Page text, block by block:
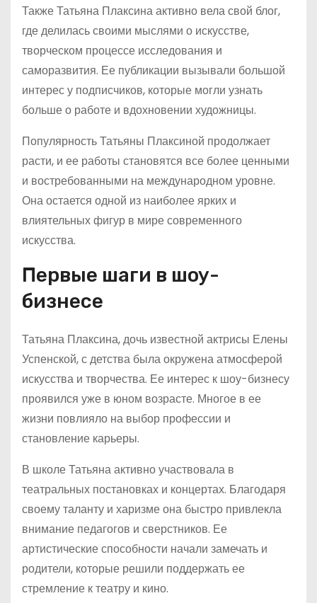
Также Татьяна Плаксина активно вела свой блог,
где делилась своими мыслями о искусстве,
творческом процессе исследования и
саморазвития. Ее публикации вызывали большой
интерес у подписчиков, которые могли узнать
больше о работе и вдохновении художницы.
Популярность Татьяны Плаксиной продолжает
расти, и ее работы становятся все более ценными
и востребованными на международном уровне.
Она остается одной из наиболее ярких и
влиятельных фигур в мире современного
искусства.
Первые шаги в шоу-
бизнесе
Татьяна Плаксина, дочь известной актрисы Елены
Успенской, с детства была окружена атмосферой
искусства и творчества. Ее интерес к шоу-бизнесу
проявился уже в юном возрасте. Многое в ее
жизни повлияло на выбор профессии и
становление карьеры.
В школе Татьяна активно участвовала в
театральных постановках и концертах. Благодаря
своему таланту и харизме она быстро привлекла
внимание педагогов и сверстников. Ее
артистические способности начали замечать и
родители, которые решили поддержать ее
стремление к театру и кино.